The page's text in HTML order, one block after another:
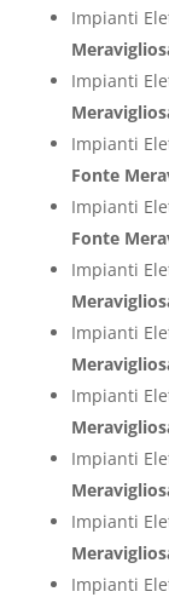
Impianti
Impianti
Impianti
Fonte
Impianti
Fonte
Impianti
Impianti
Impianti
Impianti
Impianti
Impianti